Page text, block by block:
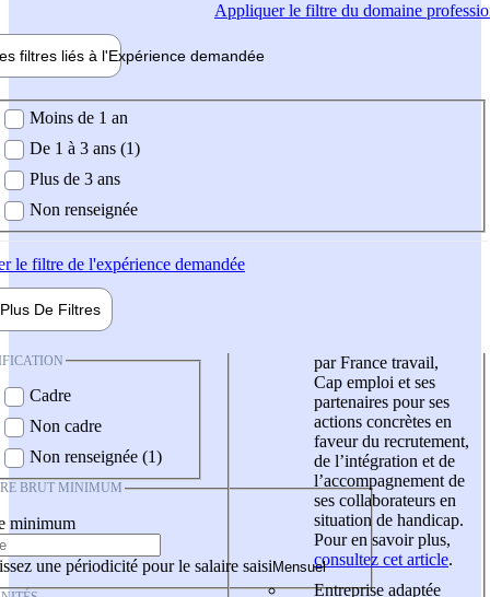
Appliquerle filtre du domaine
filtres liés à l'Expérience demandée
demandée
Moins de 1 an
De 1 à 3 ans (1)
Plus de 3 ans
Non renseignée
le filtre de l'expérience demandée
Plus De Filtres
Cadre
Non cadre
Non renseignée (1)
BRUT MINIMUM
minimum
une périodicité pour le salaire saisi
par France travail,
Cap emploi et ses
partenaires pour ses
actions concrètes en
faveur du recrutement,
de l’intégration et de
l’accompagnement de
ses collaborateurs en
situation de handicap.
Pour en savoir plus,
consultez cet article.
Entreprise adaptée